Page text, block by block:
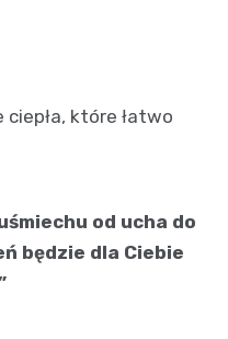
które łatwo
od ucha do
będzie dla Ciebie